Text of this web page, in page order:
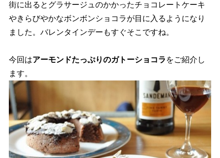
街に出るとグラサージュのかかったチョコレートケーキ
きらびやかなボンボンショコラが目に入るようになり
ました。バレンタインデーもすぐそこですね。
今回はアーモンドたっぷりのガトーショコラ をご紹介し
ます。